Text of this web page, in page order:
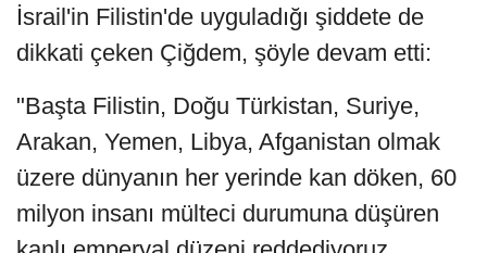
İsrail'in Filistin'de uyguladığı şiddete de
dikkati çeken Çiğdem, şöyle devam etti:
"Başta Filistin, Doğu Türkistan, Suriye,
Arakan, Yemen, Libya, Afganistan olmak
üzere dünyanın her yerinde kan döken, 60
milyon insanı mülteci durumuna düşüren